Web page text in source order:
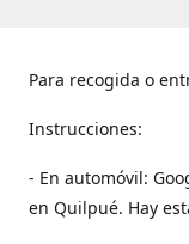
Para recogida o
Instrucciones:
- En automóvil:
en Quilpué. Hay